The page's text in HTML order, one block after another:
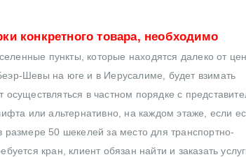
конкретного товара, необходимо
пункты, которые находятся далеко от
Шевы на юге и в Иерусалиме, будет взимать
в частном порядке с
или альтернативно, на каждом этаже, если
50 шекелей за место для транспортно-
кран, клиент обязан найти и заказать